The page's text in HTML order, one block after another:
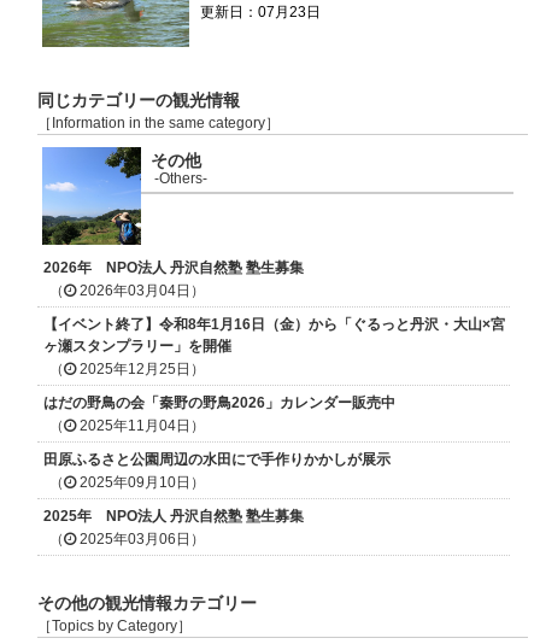
更新日：07月23日
同じカテゴリーの観光情報
［Information in the same category］
その他
-Others-
2026年 NPO法人 丹沢自然塾 塾生募集
（
2026年03月04日）
【イベント終了】令和8年1月16日（金）から「ぐるっと丹沢・大山×宮
ヶ瀬スタンプラリー」を開催
（
2025年12月25日）
はだの野鳥の会「秦野の野鳥2026」カレンダー販売中
（
2025年11月04日）
田原ふるさと公園周辺の水田にで手作りかかしが展示
（
2025年09月10日）
2025年 NPO法人 丹沢自然塾 塾生募集
（
2025年03月06日）
その他の観光情報カテゴリー
［Topics by Category］